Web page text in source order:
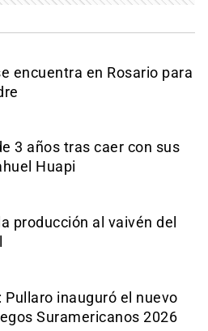
encuentra en Rosario para
3 años tras caer con sus
Huapi
producción al vaivén del
Pullaro inauguró el nuevo
Suramericanos 2026